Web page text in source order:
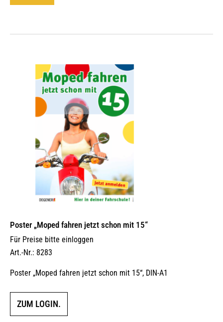
Poster „Moped fahren jetzt schon mit 15“
Für Preise bitte einloggen
Art.-Nr.: 8283
Poster „Moped fahren jetzt schon mit 15“, DIN-A1
ZUM LOGIN.